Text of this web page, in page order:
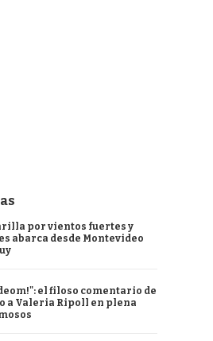
por vientos fuertes y
abarca desde Montevideo
el filoso comentario de
a Valeria Ripoll en plena